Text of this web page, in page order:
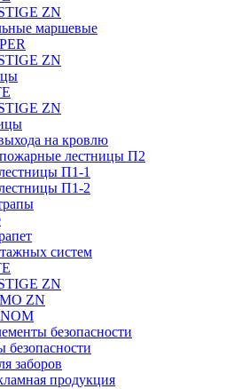
ZN
маршевые
ZN
ZN
на кровлю
лестницы П2
П1-1
П1-2
систем
ZN
ZN
безопасности
заборов
продукция